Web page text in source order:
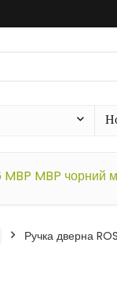
MBP MBP
Ручка дверна